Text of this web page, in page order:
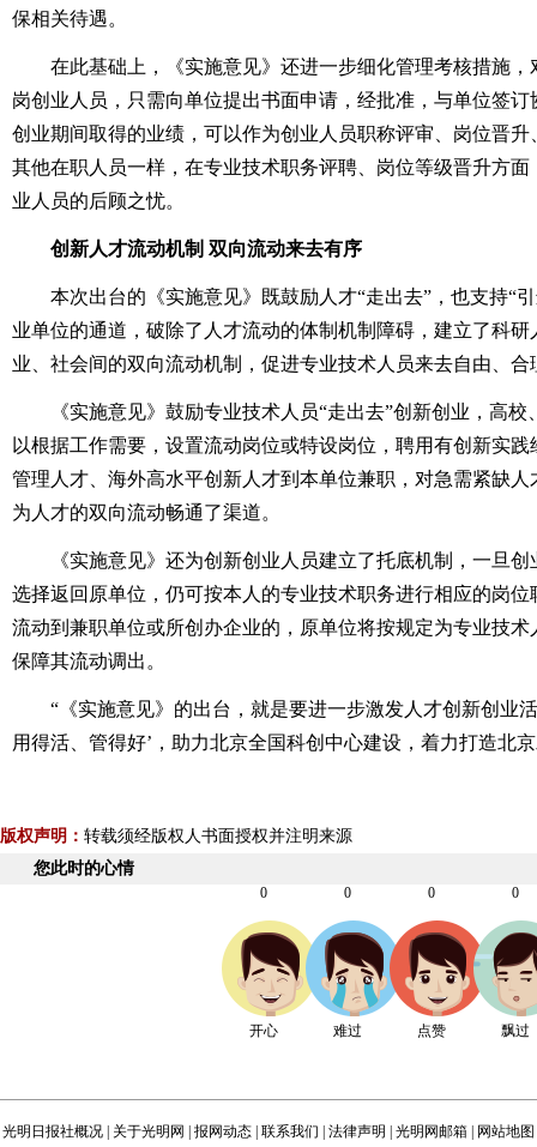
保相关待遇。
在此基础上，《实施意见》还进一步细化管理考核措施，
岗创业人员，只需向单位提出书面申请，经批准，与单位签
创业期间取得的业绩，可以作为创业人员职称评审、岗位晋
其他在职人员一样，在专业技术职务评聘、岗位等级晋升方
业人员的后顾之忧。
创新人才流动机制 双向流动来去有序
本次出台的《实施意见》既鼓励人才“走出去”，也支持“引
业单位的通道，破除了人才流动的体制机制障碍，建立了科
业、社会间的双向流动机制，促进专业技术人员来去自由、合
《实施意见》鼓励专业技术人员“走出去”创新创业，高校
以根据工作需要，设置流动岗位或特设岗位，聘用有创新实
管理人才、海外高水平创新人才到本单位兼职，对急需紧缺人
为人才的双向流动畅通了渠道。
《实施意见》还为创新创业人员建立了托底机制，一旦创
选择返回原单位，仍可按本人的专业技术职务进行相应的岗
流动到兼职单位或所创办企业的，原单位将按规定为专业技
保障其流动调出。
“《实施意见》的出台，就是要进一步激发人才创新创业活
用得活、管得好’，助力北京全国科创中心建设，着力打造北
版权声明： 转载须经版权人书面授权并注明来源
您此时的心情
0
开心
0
难过
0
点赞
0
飘过
光明日报社概况 关于光明网 报网动态 联系我们 法律声明 光明网邮箱 网站地图